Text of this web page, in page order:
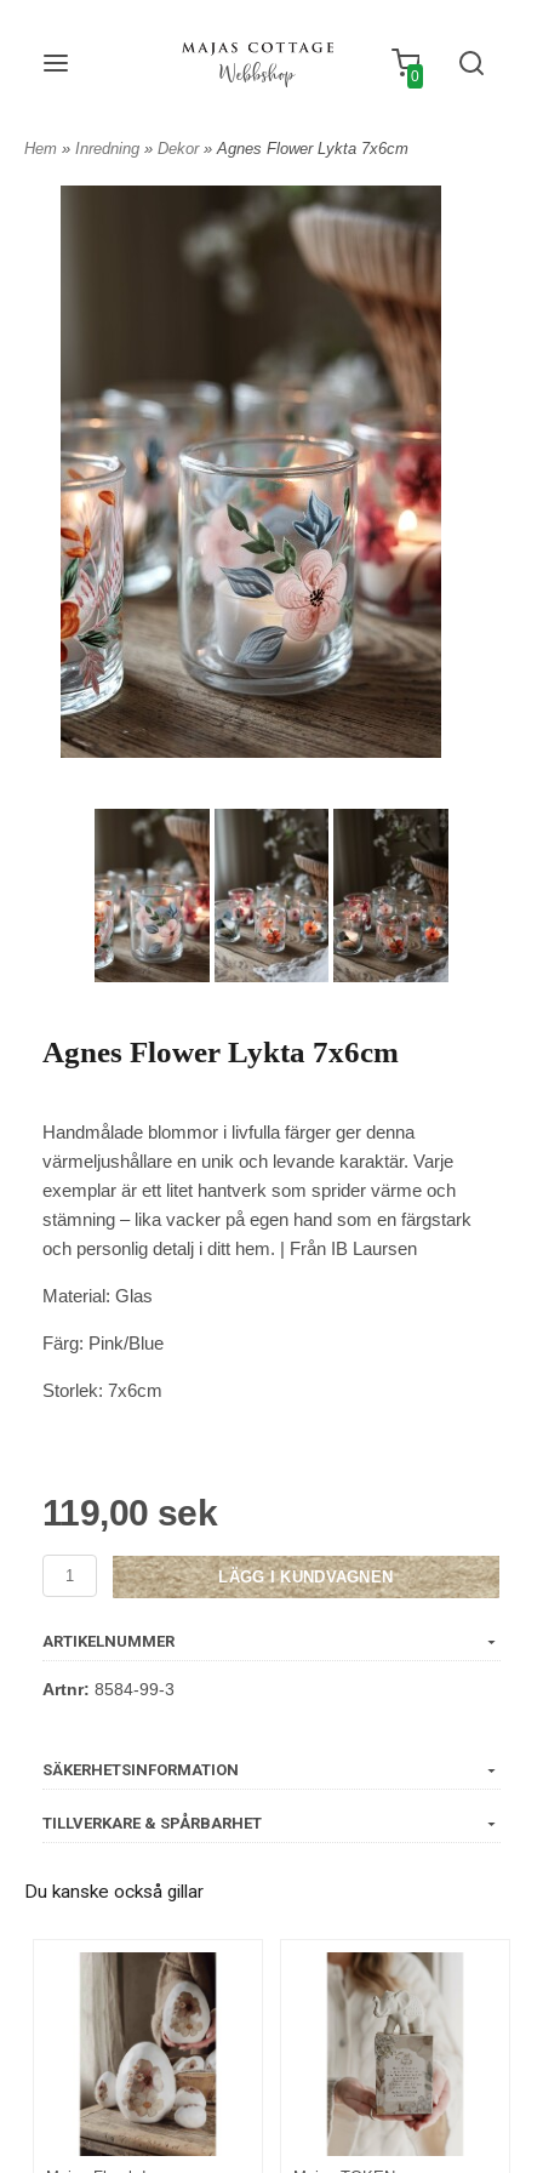
Webbshop 0
Hem » Inredning » Dekor » Agnes Flower Lykta 7x6cm
Agnes Flower Lykta 7x6cm
Handmålade blommor i livfulla färger ger denna
värmeljushållare en unik och levande karaktär. Varje
exemplar är ett litet hantverk som sprider värme och
stämning – lika vacker på egen hand som en färgstark
och personlig detalj i ditt hem. | Från IB Laursen
Material: Glas
Färg: Pink/Blue
Storlek: 7x6cm
119,00 sek
LÄGG I KUNDVAGNEN
ARTIKELNUMMER
Artnr: 8584-99-3
SÄKERHETSINFORMATION
TILLVERKARE & SPÅRBARHET
Du kanske också gillar